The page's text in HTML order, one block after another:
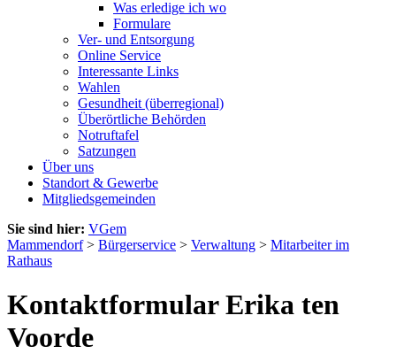
Was erledige ich wo
Formulare
Ver- und Entsorgung
Online Service
Interessante Links
Wahlen
Gesundheit (überregional)
Überörtliche Behörden
Notruftafel
Satzungen
Über uns
Standort & Gewerbe
Mitgliedsgemeinden
Sie sind hier: VGem
Mammendorf> Bürgerservice > Verwaltung > Mitarbeiter im
Rathaus
Kontaktformular Erika ten
Voorde